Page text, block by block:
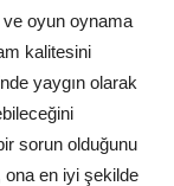
oyun oynama
kalitesini
yaygın olarak
sorun olduğunu
ona en iyi şekilde